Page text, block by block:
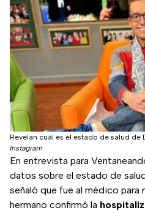
Revelan cuál es el estado de salud de
Instagram
En entrevista para
datos sobre el estado de
señaló que fue al médico para
hermano confirmó la